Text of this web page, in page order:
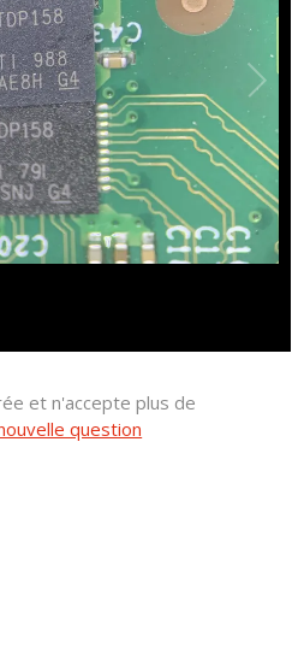
et n'accepte plus de
question